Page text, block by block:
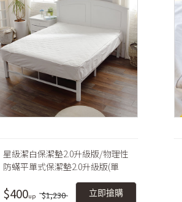
星級潔白保潔墊2.0升級版/物理性
防蟎平單式保潔墊2.0升級版(單
$400 $1,230 立即搶購